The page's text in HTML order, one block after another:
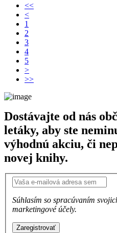
<<
<
1
2
3
4
5
>
>>
Dostávajte od nás
letáky, aby ste
výhodnú akciu, či
novej knihy.
Súhlasím so spracúvaním
marketingové účely.
Zaregistrovať